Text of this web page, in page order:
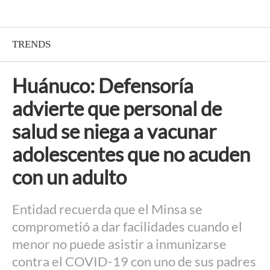
TRENDS
Huánuco: Defensoría
advierte que personal de
salud se niega a vacunar
adolescentes que no acuden
con un adulto
Entidad recuerda que el Minsa se
comprometió a dar facilidades cuando el
menor no puede asistir a inmunizarse
contra el COVID-19 con uno de sus padres